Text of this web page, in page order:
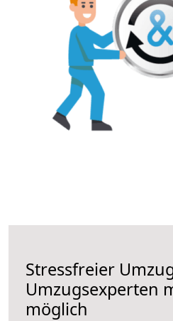
Stressfreier
Umzugsexperten
möglich